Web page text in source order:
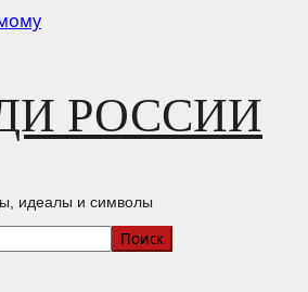
РОССИИ
идеалы и символы